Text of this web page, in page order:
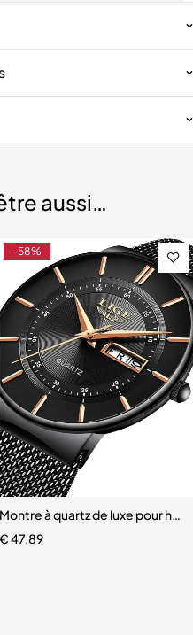
aussi…
avec Bracelet en Acier
-58%
Montre à quartz de luxe pour
€47,89